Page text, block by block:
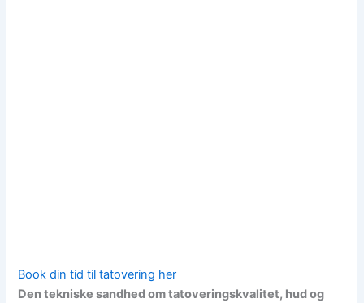
Book din tid til tatovering her
Den tekniske sandhed om tatoveringskvalitet, hud og